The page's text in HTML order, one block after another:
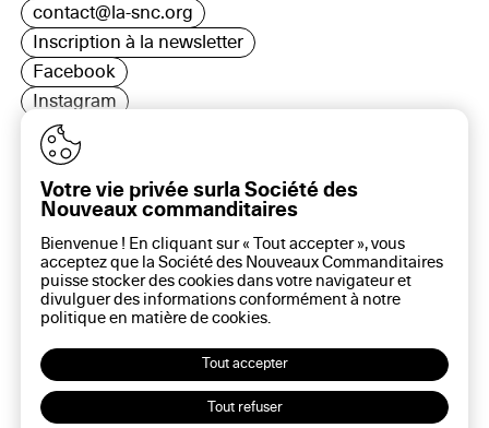
contact@la-snc.org
Inscription à la newsletter
Facebook
Instagram
LinkedIn
16 rue Rambuteau, 75003 Paris
Plan du site
Aide sur ce site
Gestion des cookies
Politique des cookies
Politique de confidentialité
Mentions légales
Votre vie privée surla Société des
Nouveaux commanditaires
Bienvenue ! En cliquant sur « Tout accepter », vous
acceptez que la Société des Nouveaux Commanditaires
puisse stocker des cookies dans votre navigateur et
divulguer des informations conformément à notre
politique en matière decookies.
Tout accepter
Tout refuser